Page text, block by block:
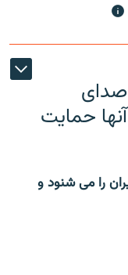
صدای
حمایت
را می شنود و